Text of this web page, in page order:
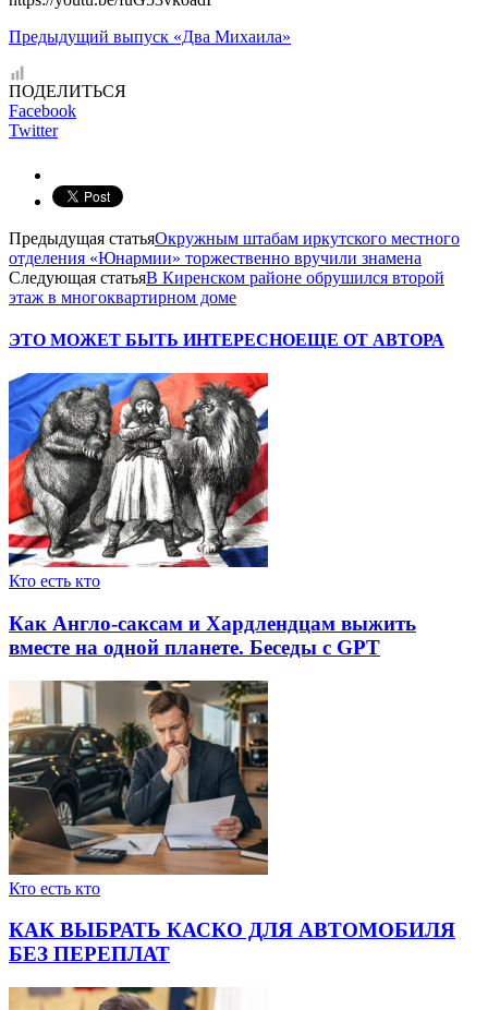
Предыдущий выпуск «Два Михаила»
ПОДЕЛИТЬСЯ
Facebook
Twitter
Предыдущая статьяОкружным штабам иркутского местного
отделения «Юнармии» торжественно вручили знамена
Следующая статьяВ Киренском районе обрушился второй
этаж в многоквартирном доме
ЭТО МОЖЕТ БЫТЬ ИНТЕРЕСНОЕЩЕ ОТ АВТОРА
Кто есть кто
Как Англо-саксам и Хардлендцам выжить
вместе на одной планете. Беседы с GPT
Кто есть кто
КАК ВЫБРАТЬ КАСКО ДЛЯ АВТОМОБИЛЯ
БЕЗ ПЕРЕПЛАТ